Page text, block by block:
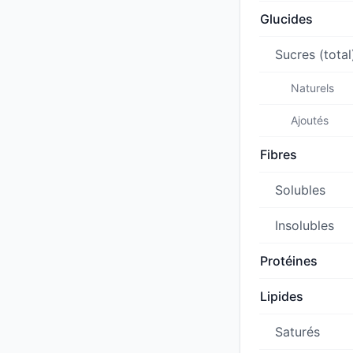
Glucides
Sucres
Naturels
Ajoutés
Fibres
Solubles
Insolubles
Protéines
Lipides
Saturés